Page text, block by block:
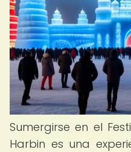
Sumergirse en el
Harbin es una